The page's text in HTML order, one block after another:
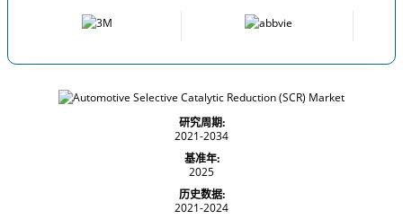
研究周期:
2021-2034
基准年:
2025
历史数据:
2021-2024